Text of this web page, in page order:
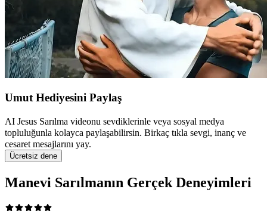
Umut Hediyesini Paylaş
AI Jesus Sarılma videonu sevdiklerinle veya sosyal medya
topluluğunla kolayca paylaşabilirsin. Birkaç tıkla sevgi, inanç ve
cesaret mesajlarını yay.
Ücretsiz dene
Manevi Sarılmanın Gerçek Deneyimleri